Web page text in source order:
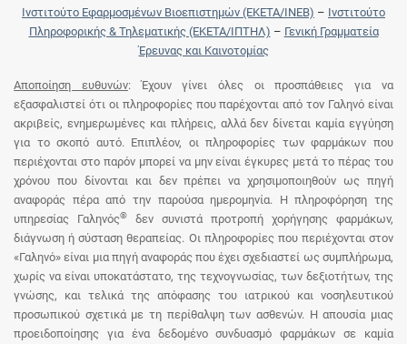
Ινστιτούτο Εφαρμοσμένων Βιοεπιστημών (ΕΚΕΤΑ/ΙΝΕΒ) – Ινστιτούτο
Πληροφορικής & Τηλεματικής (ΕΚΕΤΑ/ΙΠΤΗΛ) – Γενική Γραμματεία
Έρευνας και Καινοτομίας
Αποποίηση ευθυνών: Έχουν γίνει όλες οι προσπάθειες για να
εξασφαλιστεί ότι οι πληροφορίες που παρέχονται από τον Γαληνό είναι
ακριβείς, ενημερωμένες και πλήρεις, αλλά δεν δίνεται καμία εγγύηση
για το σκοπό αυτό. Επιπλέον, οι πληροφορίες των φαρμάκων που
περιέχονται στο παρόν μπορεί να μην είναι έγκυρες μετά το πέρας του
χρόνου που δίνονται και δεν πρέπει να χρησιμοποιηθούν ως πηγή
αναφοράς πέρα από την παρούσα ημερομηνία. Η πληροφόρηση της
υπηρεσίας Γαληνός®
δεν συνιστά προτροπή χορήγησης φαρμάκων,
διάγνωση ή σύσταση θεραπείας. Οι πληροφορίες που περιέχονται στον
«Γαληνό» είναι μια πηγή αναφοράς που έχει σχεδιαστεί ως συμπλήρωμα,
χωρίς να είναι υποκατάστατο, της τεχνογνωσίας, των δεξιοτήτων, της
γνώσης, και τελικά της απόφασης του ιατρικού και νοσηλευτικού
προσωπικού σχετικά με τη περίθαλψη των ασθενών. Η απουσία μιας
προειδοποίησης για ένα δεδομένο συνδυασμό φαρμάκων σε καμία